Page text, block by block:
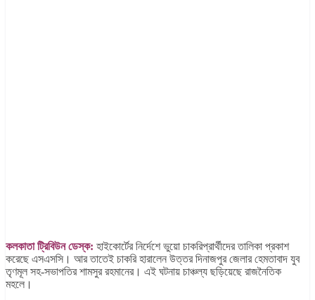
কলকাতা ট্রিবিউন ডেস্ক: হাইকোর্টের নির্দেশে ভুয়ো চাকরিপ্রার্থীদের তালিকা প্রকাশ
করেছে এসএসসি। আর তাতেই চাকরি হারালেন উত্তর দিনাজপুর জেলার হেমতাবাদ যুব
তৃণমূল সহ-সভাপতির শামসুর রহমানের। এই ঘটনায় চাঞ্চল্য ছড়িয়েছে রাজনৈতিক
মহলে।